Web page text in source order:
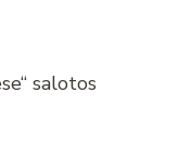
salotos